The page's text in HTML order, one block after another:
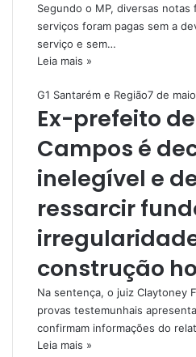
Segundo o MP, diversas
serviços foram pagas sem a
serviço e sem…
Leia mais »
G1 Santarém e Região7 de
Ex-prefeito
Campos é
inelegível e
ressarcir
construção
Na sentença, o juiz Claytoney
provas testemunhais
confirmam informações do
Leia mais »